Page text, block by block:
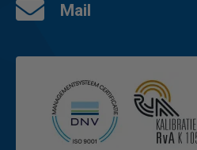
Mail